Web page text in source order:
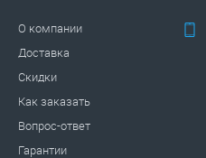
О компании
Доставка
Скидки
Как заказать
Вопрос-ответ
Гарантии